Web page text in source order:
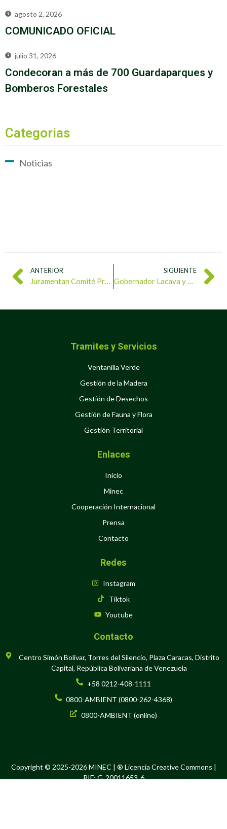
agosto 2, 2026
COMUNICADO OFICIAL
julio 31, 2026
Condecoran a más de 700 Guardaparques y
Bomberos Forestales
Categorias
Noticias
ANTERIOR
Juramentan Comité Promotor Nacional para impulsar conformación de 4.775 Consejos Ecosocialistas Indígenas
SIGUIENTE
Gobernador Lacava y el ministro Molina supervisaron planta procesadora de desechos sólidos en Guacara
Tramites y Servicios
Ventanilla Verde
Gestión de la Madera
Gestión de Desechos
Gestión de Fauna y Flora
Gestión Territorial
Enlaces
Inicio
Minec
Cooperación Internacional
Prensa
Contacto
Redes
Instagram
Tiktok
Youtube
Contacto
Centro Simón Bolívar, Torres del Silencio, Plaza Caracas, Distrito
Capital, República Bolivariana de Venezuela
+58 0212-408-1111
0800-AMBIENT (0800-262-4368)
0800-AMBIENT (online)
Copyright © 2025-2026 MINEC | ® Licencia Creative Commons |
RIF: G-20011653-6